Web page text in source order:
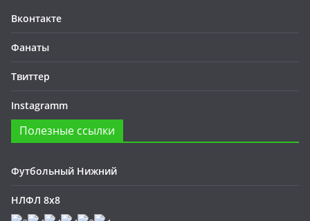
Вконтакте
Фанаты
Твиттер
Instagramm
Полезные ссылки
Футбольный Нижний
НЛФЛ 8х8